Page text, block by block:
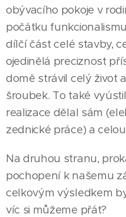
obývacího pokoje v
počátku
dílčí část celé stavby,
ojedinělá preciznost
domě strávil celý život
šroubek. To také
realizace dělal sám
zednické práce) a
Na druhou stranu,
pochopení k našemu
celkovým výsledkem
víc si můžeme přát?